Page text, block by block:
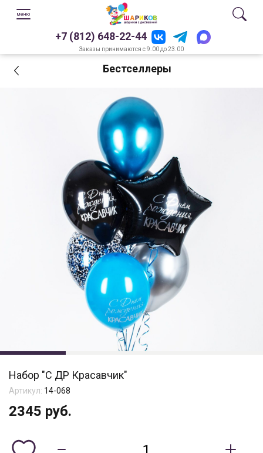
+7 (812) 648-22-44
Заказы принимаются с 9.00 до 23.00
Бестселлеры
Набор "С ДР Красавчик"
Артикул: 14-068
2345 руб.